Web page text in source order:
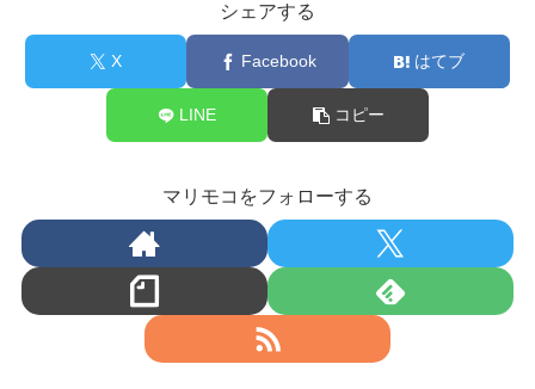
シェアする
X Facebook はてブ
LINE コピー
マリモコをフォローする